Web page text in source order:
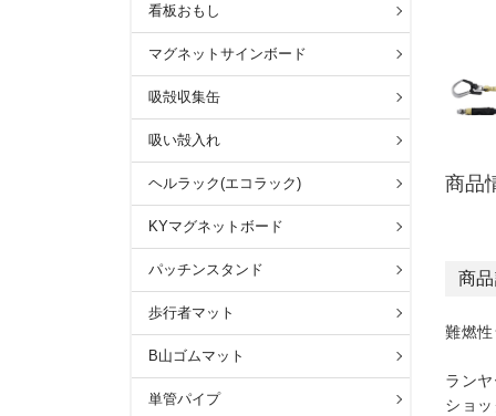
商品
商
難燃
ラン
ショ
看板おもし
マグネットサインボード
吸殻収集缶
吸い殻入れ
ヘルラック(エコラック)
KYマグネットボード
パッチンスタンド
歩行者マット
B山ゴムマット
単管パイプ